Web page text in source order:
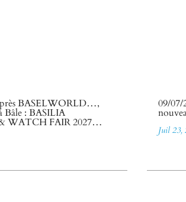
BASELWORLD…,
Bâle : BASILIA
WATCH FAIR 2027…
09/
Juil 23,